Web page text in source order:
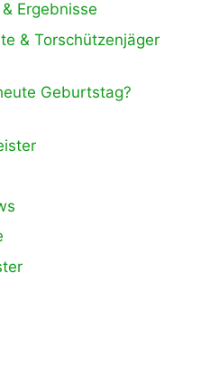
Ergebnisse
& Torschützenjäger
Geburtstag?